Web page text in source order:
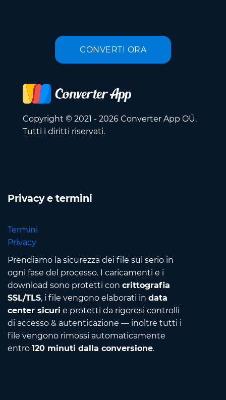
CONVERTI ORA
Copyright © 2021 - 2026 Converter App OÜ.
Tutti i diritti riservati.
Privacy e termini
Termini
Privacy
Prendiamo la sicurezza dei file sul serio in
ogni fase del processo. I caricamenti e i
download sono protetti con crittografia
SSL/TLS, i file vengono elaborati in data
center sicuri e protetti da rigorosi controlli
di accesso & autenticazione — inoltre tutti i
file vengono rimossi automaticamente
entro 120 minuti dalla conversione.